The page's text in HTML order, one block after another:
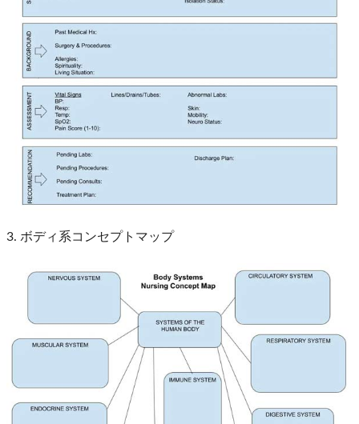
3. ボディ系コンセプトマップ